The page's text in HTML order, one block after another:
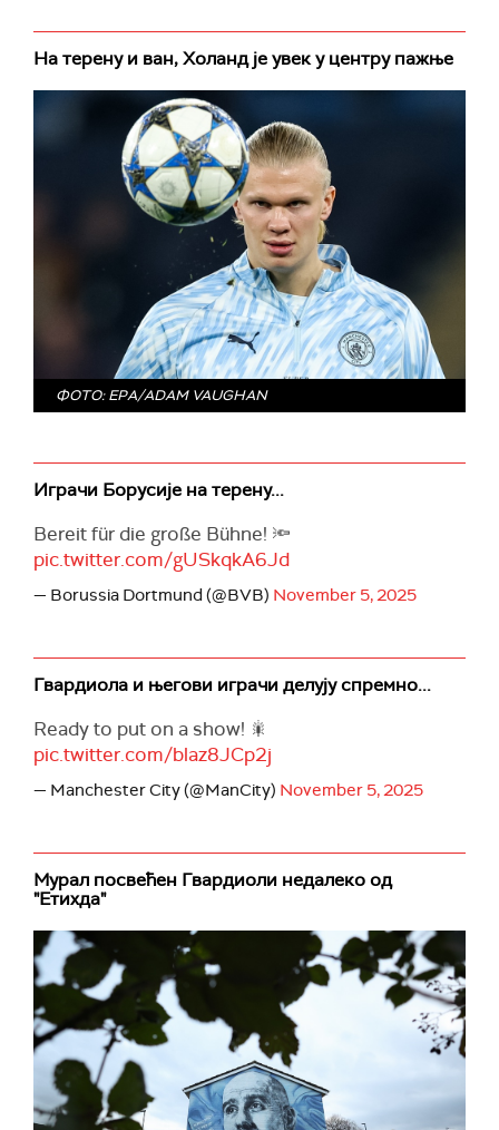
На терену и ван, Холанд је увек у центру пажње
ФОТО: EPA/ADAM VAUGHAN
Играчи Борусије на терену...
Bereit für die große Bühne! 🔦
pic.twitter.com/gUSkqkA6Jd
— Borussia Dortmund (@BVB) November 5, 2025
Гвардиола и његови играчи делују спремно...
Ready to put on a show! 🎇
pic.twitter.com/blaz8JCp2j
— Manchester City (@ManCity) November 5, 2025
Мурал посвећен Гвардиоли недалеко од
"Етихда"